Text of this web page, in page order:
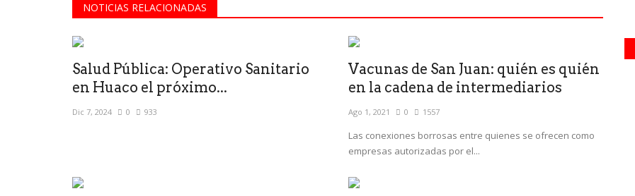
NOTICIAS RELACIONADAS
Salud Pública: Operativo Sanitario
en Huaco el próximo...
Dic 7, 2024 0 933
Vacunas de San Juan: quién es quién
en la cadena de intermediarios
Ago 1, 2021 0 1557
Las conexiones borrosas entre quienes se ofrecen como
empresas autorizadas por el...